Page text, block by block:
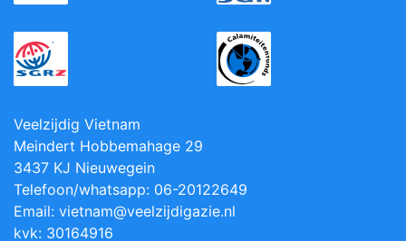
Veelzijdig Vietnam
Meindert Hobbemahage 29
3437 KJ Nieuwegein
Telefoon/whatsapp: 06-20122649
Email: vietnam@veelzijdigazie.nl
kvk: 30164916